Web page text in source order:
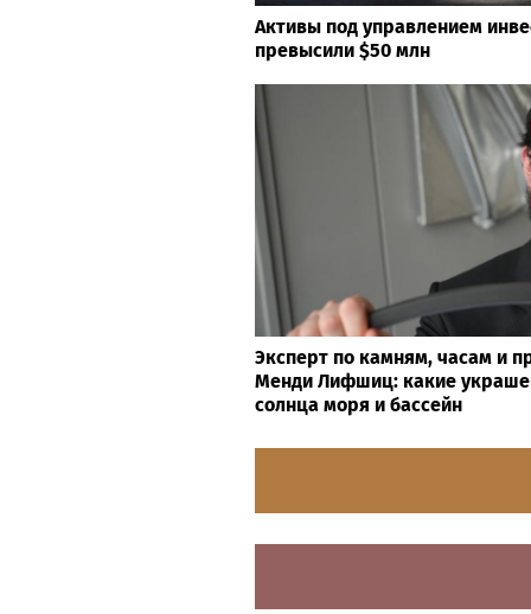
Активы под управлением
превысили $50 млн
Эксперт по камням, часам и
Менди Лифшиц: какие
солнца моря и бассейн